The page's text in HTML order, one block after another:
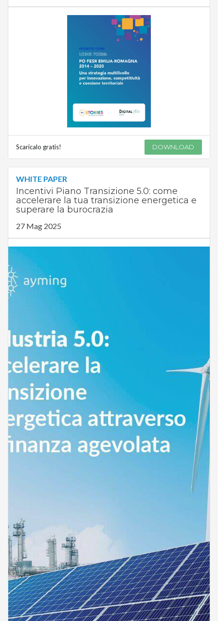
Scaricalo gratis! DOWNLOAD
WHITE PAPER
Incentivi Piano Transizione 5.0: come
accelerare la tua transizione energetica e
superare la burocrazia
27 Mag 2025